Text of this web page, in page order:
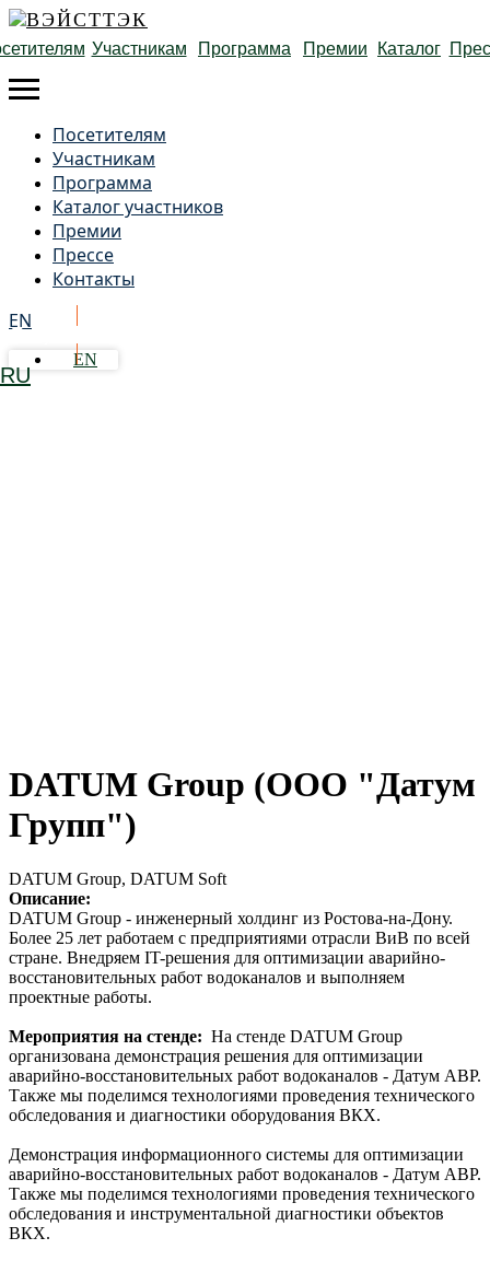
Получить бейдж
RU
Участникам Программа Премии Каталог
Посетителям
Участникам
Программа
Каталог участников
Премии
Прессе
Контакты
EN
EN
DATUM Group (ООО "Датум
Групп")
DATUM Group, DATUM Soft
Описание:
DATUM Group - инженерный холдинг из Ростова-на-Дону.
Более 25 лет работаем с предприятиями отрасли ВиВ по всей
стране. Внедряем IT-решения для оптимизации аварийно-
восстановительных работ водоканалов и выполняем
проектные работы.
Мероприятия на стенде: На стенде DATUM Group
организована демонстрация решения для оптимизации
аварийно-восстановительных работ водоканалов - Датум АВР.
Также мы поделимся технологиями проведения технического
обследования и диагностики оборудования ВКХ.
Демонстрация информационного системы для оптимизации
аварийно-восстановительных работ водоканалов - Датум АВР.
Также мы поделимся технологиями проведения технического
обследования и инструментальной диагностики объектов
ВКХ.